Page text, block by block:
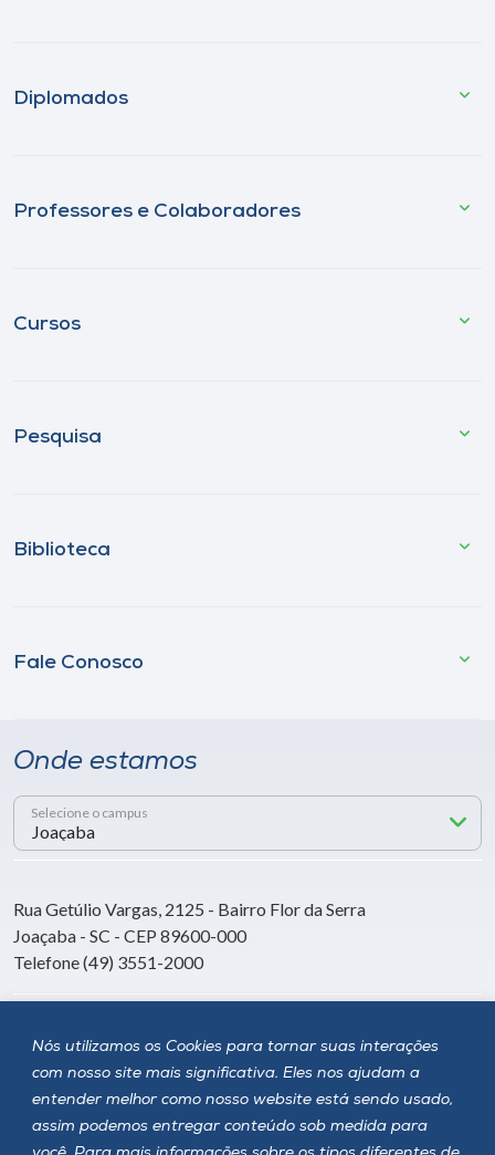
Nós utilizamos os Cookies para tornar suas interações
com nosso site mais significativa. Eles nos ajudam a
entender melhor como nosso website está sendo usado,
assim podemos entregar conteúdo sob medida para
Diplomados
Professores e Colaboradores
Cursos
Pesquisa
Biblioteca
Fale Conosco
Onde estamos
Selecione o campus
Rua Getúlio Vargas, 2125 - Bairro Flor da Serra
Joaçaba - SC - CEP 89600-000
Telefone (49) 3551-2000
Siga a Unoesc